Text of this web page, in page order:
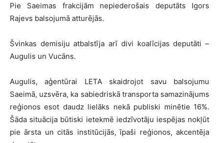
Pie Saeimas frakcijām nepiederošais deputāts Igors
Rajevs balsojumā atturējās.
Švinkas demisiju atbalstīja arī divi koalīcijas deputāti –
Augulis un Vucāns.
Augulis, aģentūrai LETA skaidrojot savu balsojumu
Saeimā, uzsvēra, ka sabiedriskā transporta samazinājums
reģionos esot daudz lielāks nekā publiski minētie 16%.
Šāda situācija būtiski ietekmē iedzīvotāju iespējas nokļūt
pie ārsta un citās institūcijās, īpaši reģionos, akcentēja